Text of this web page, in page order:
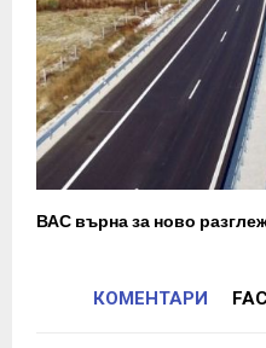
ВАС върна за ново
КОМЕНТАРИ